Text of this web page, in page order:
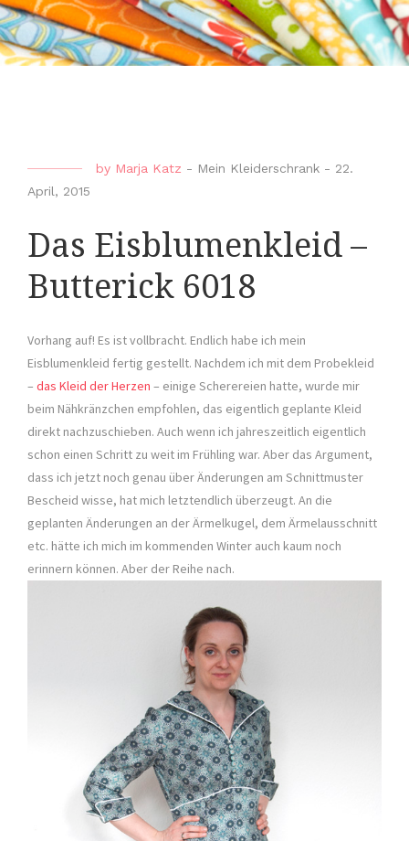
by Marja Katz - Mein Kleiderschrank - 22.
April, 2015
Das Eisblumenkleid –
Butterick 6018
Vorhang auf! Es ist vollbracht. Endlich habe ich mein
Eisblumenkleid fertig gestellt. Nachdem ich mit dem Probekleid
– das Kleid der Herzen – einige Scherereien hatte, wurde mir
beim Nähkränzchen empfohlen, das eigentlich geplante Kleid
direkt nachzuschieben. Auch wenn ich jahreszeitlich eigentlich
schon einen Schritt zu weit im Frühling war. Aber das Argument,
dass ich jetzt noch genau über Änderungen am Schnittmuster
Bescheid wisse, hat mich letztendlich überzeugt. An die
geplanten Änderungen an der Ärmelkugel, dem Ärmelausschnitt
etc. hätte ich mich im kommenden Winter auch kaum noch
erinnern können. Aber der Reihe nach.